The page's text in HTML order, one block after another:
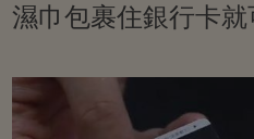
濕巾包裹住銀行卡就